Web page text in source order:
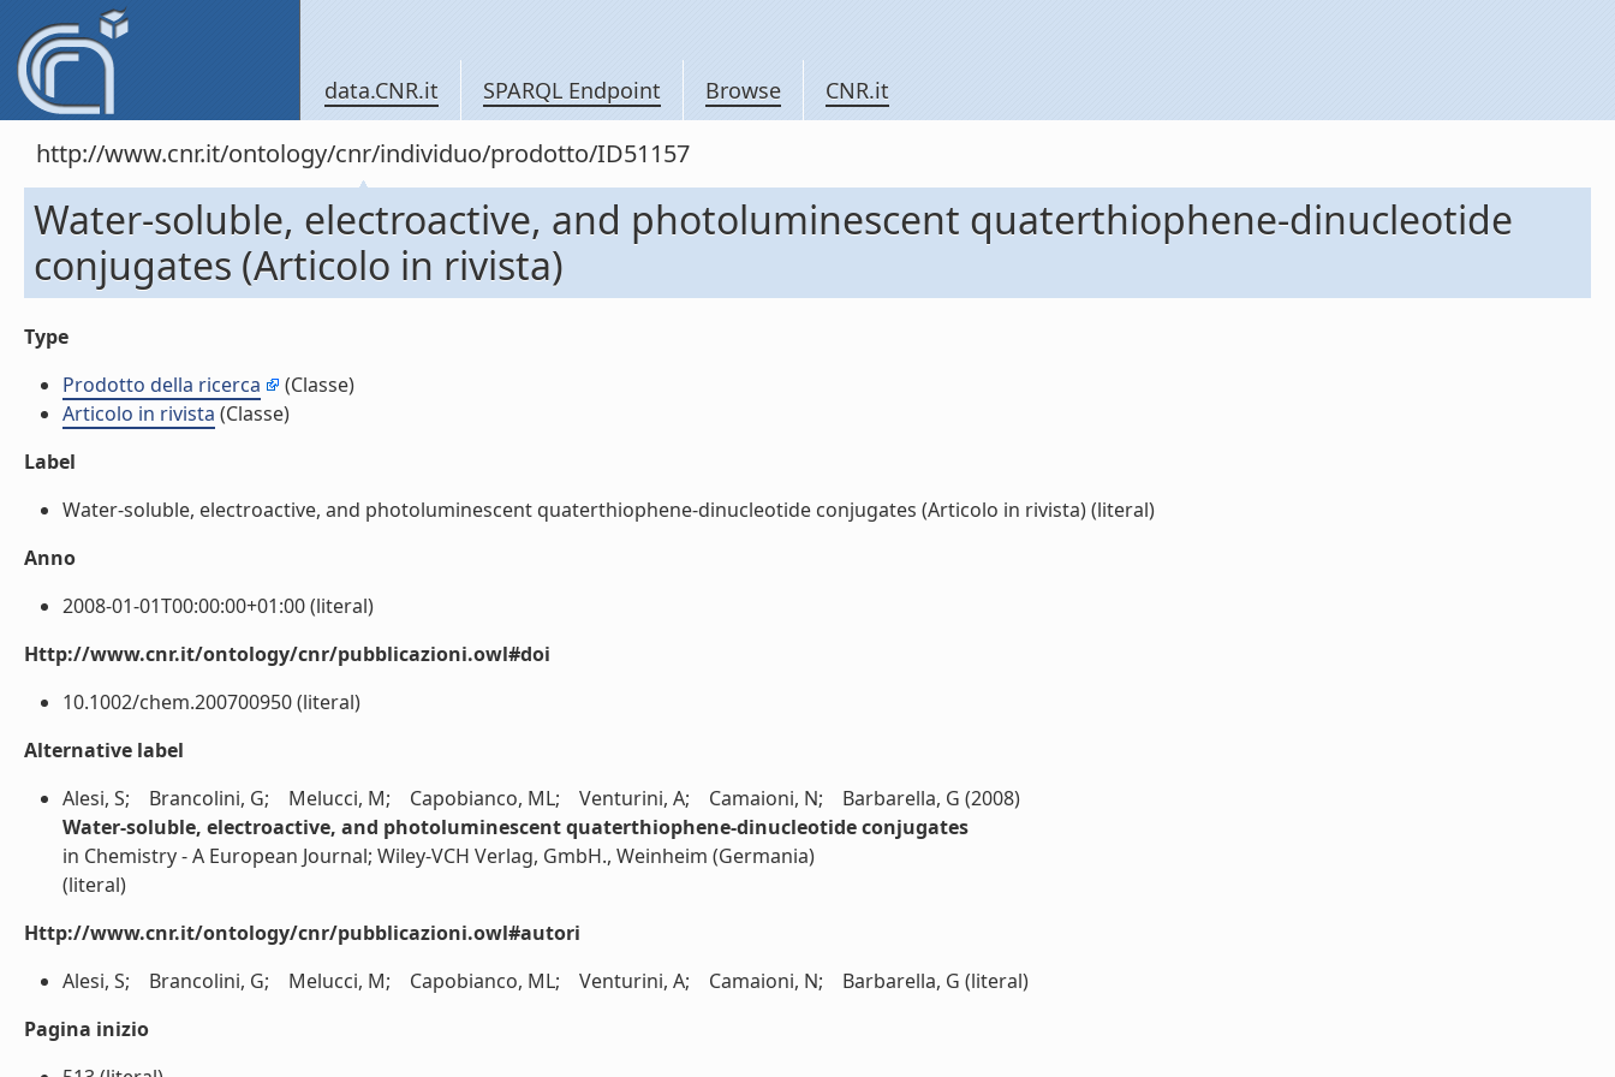
data.CNR.it SPARQL Endpoint Browse CNR.it
http://www.cnr.it/ontology/cnr/individuo/prodotto/ID51157
Water-soluble, electroactive, and photoluminescent quaterthiophene-dinucleotide
conjugates (Articolo in rivista)
Type
Prodotto della ricerca
(Classe)
Articolo in rivista (Classe)
Label
Water-soluble, electroactive, and photoluminescent quaterthiophene-dinucleotide conjugates (Articolo in rivista) (literal)
Anno
2008-01-01T00:00:00+01:00 (literal)
Http://www.cnr.it/ontology/cnr/pubblicazioni.owl#doi
10.1002/chem.200700950 (literal)
Alternative label
Alesi, S; Brancolini, G; Melucci, M; Capobianco, ML; Venturini, A; Camaioni, N; Barbarella, G (2008)
Water-soluble, electroactive, and photoluminescent quaterthiophene-dinucleotide conjugates
in Chemistry - A European Journal; Wiley-VCH Verlag, GmbH., Weinheim (Germania)
(literal)
Http://www.cnr.it/ontology/cnr/pubblicazioni.owl#autori
Alesi, S; Brancolini, G; Melucci, M; Capobianco, ML; Venturini, A; Camaioni, N; Barbarella, G (literal)
Pagina inizio